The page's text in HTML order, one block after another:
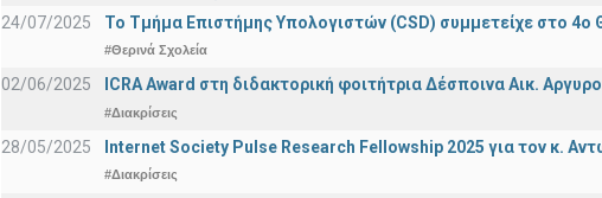
24/07/2025
Το Τμήμα Επιστήμης Υπολογιστών (CSD) συμμετείχε στο
#Θερινά Σχολεία
02/06/2025 ICRA Award στη διδακτορική φοιτήτρια Δέσποινα Αικ.
#Διακρίσεις
28/05/2025 Internet Society Pulse Research Fellowship 2025 για τον κ.
#Διακρίσεις